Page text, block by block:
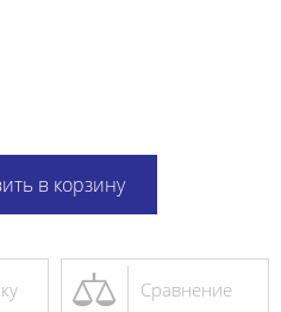
в корзину
Сравнение